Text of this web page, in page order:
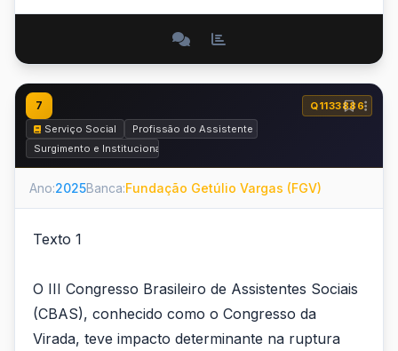
7
Q1133886
Serviço Social
Profissão do Assistente Social e o Código de Ética
Surgimento e Institucionalização do Serviço Social
Ano:2025Banca:Fundação Getúlio Vargas (FGV)
Texto 1
O III Congresso Brasileiro de Assistentes Sociais
(CBAS), conhecido como o Congresso da
Virada, teve impacto determinante na ruptura